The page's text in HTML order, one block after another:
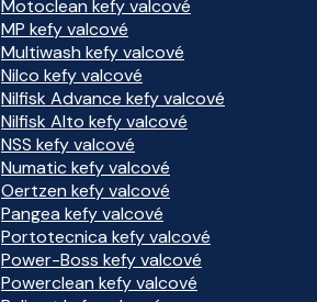
Motoclean kefy valcové
MP kefy valcové
Multiwash kefy valcové
Nilco kefy valcové
Nilfisk Advance kefy valcové
Nilfisk Alto kefy valcové
NSS kefy valcové
Numatic kefy valcové
Oertzen kefy valcové
Pangea kefy valcové
Portotecnica kefy valcové
Power-Boss kefy valcové
Powerclean kefy valcové